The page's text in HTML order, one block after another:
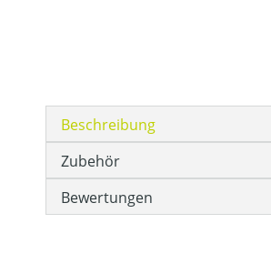
Beschreibung
Zubehör
Bewertungen